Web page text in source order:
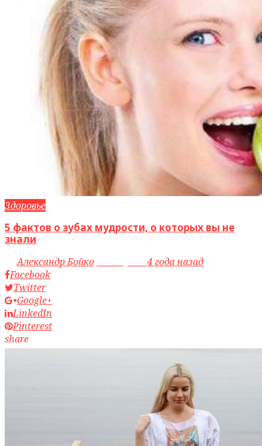
Здоровье
5 фактов о зубах мудрости, о которых вы не
знали
byАлександр Бойко
4 года назад
Facebook
Twitter
Google+
LinkedIn
Pinterest
share